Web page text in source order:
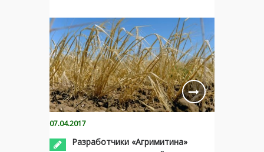
07.04.2017
Разработчики «Агримитина»